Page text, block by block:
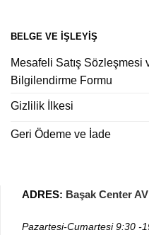
BELGE VE İŞLEYIŞ
Mesafeli Satış Sözleşmesi
Bilgilendirme Formu
Gizlilik İlkesi
Geri Ödeme ve İade
ADRES: Başak Center
Pazartesi-Cumartesi9:30 -